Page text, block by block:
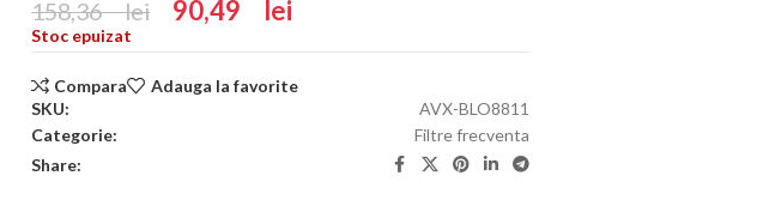
158,36lei 90,49 lei
Stoc epuizat
Compara
Adauga la favorite
SKU:
AVX-BLO8811
Categorie:
Filtre frecventa
Share: